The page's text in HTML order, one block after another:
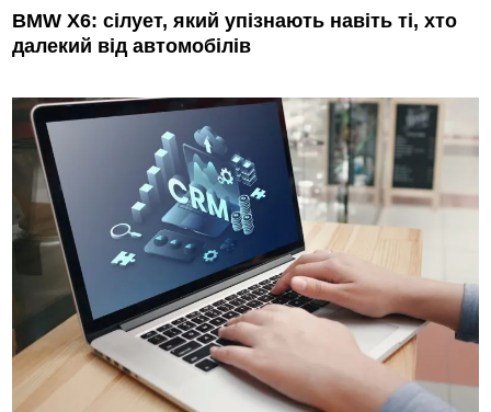
BMW X6: сілует, який упізнають навіть ті, хто
далекий від автомобілів